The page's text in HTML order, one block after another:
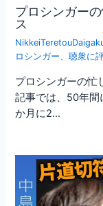
プロシンガー
ス
ロシンガー、聴衆に
プロシンガーの忙
記事では、50年間
か月に2…